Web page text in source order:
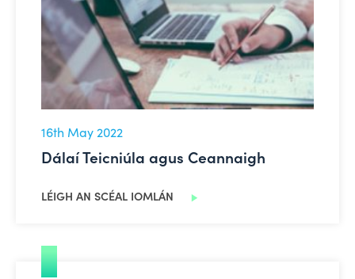
16th May 2022
Dálaí Teicniúla agus Ceannaigh
LÉIGH AN SCÉAL IOMLÁN